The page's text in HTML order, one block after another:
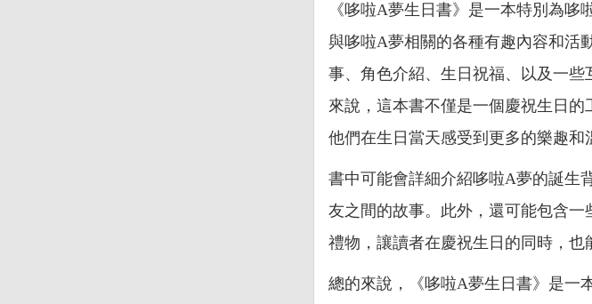
《哆啦A夢生日書》是一本特別為
與哆啦A夢相關的各種有趣內容和活
事、角色介紹、生日祝福、以及一
來說，這本書不僅是一個慶祝生日
他們在生日當天感受到更多的樂趣和
書中可能會詳細介紹哆啦A夢的誕生
友之間的故事。此外，還可能包含
禮物，讓讀者在慶祝生日的同時，也
總的來說，《哆啦A夢生日書》是一